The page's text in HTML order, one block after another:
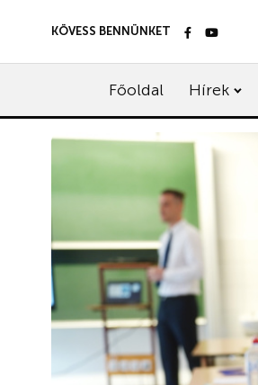
KÖVESS BENNÜNKET
Főoldal Hírek